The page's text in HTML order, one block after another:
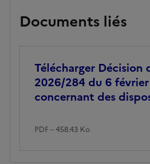
Documents liés
Télécharger Décision
2026/284 du 6
concernant des
PDF – 458.43 Ko